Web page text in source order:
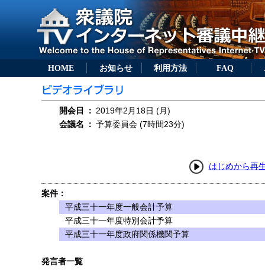
HOME お知らせ 利用方法 FAQ
開会日 ： 2019年2月18日 (月)
会議名
： 予算委員会 (7時間23分)
はじめから再
案件：
平成三十一年度一般会計予算
平成三十一年度特別会計予算
平成三十一年度政府関係機関予算
発言者一覧